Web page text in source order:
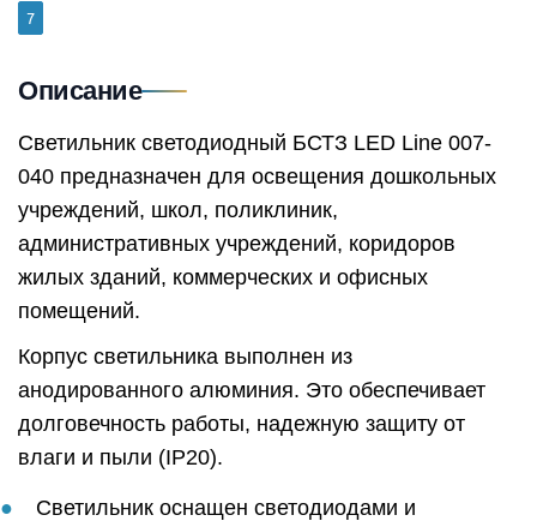
7
Описание
Светильник светодиодный БСТЗ LED Line 007-
040 предназначен для освещения дошкольных
учреждений, школ, поликлиник,
административных учреждений, коридоров
жилых зданий, коммерческих и офисных
помещений.
Корпус светильника выполнен из
анодированного алюминия. Это обеспечивает
долговечность работы, надежную защиту от
влаги и пыли (IP20).
Светильник оснащен светодиодами и